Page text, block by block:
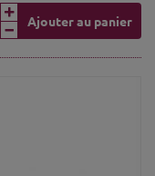
Ajouter au panier